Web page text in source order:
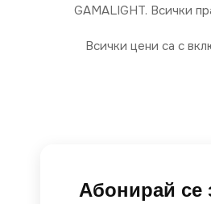
GAMALIGHT. Всички
Всички цени са с
Абонирай се